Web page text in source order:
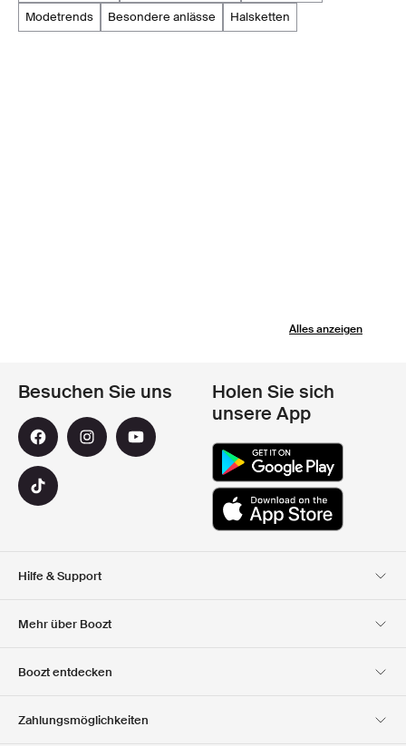
modetrends
besondere anlässe halsketten
Alles anzeigen
Hilfe & Support
Mehr über Boozt
Boozt entdecken
Besuchen Sie uns
Holen Sie sich
unsere App
Zahlungsmöglichkeiten